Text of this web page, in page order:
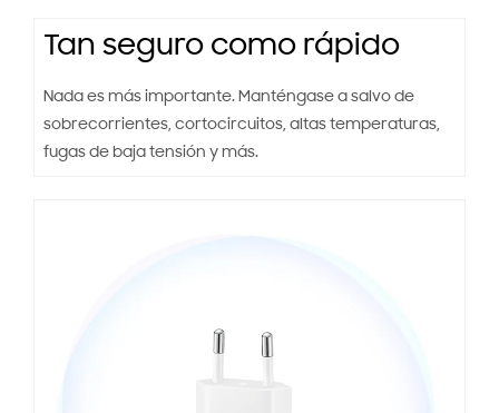
Tan seguro como rápido
Nada es más importante. Manténgase a salvo de
sobrecorrientes, cortocircuitos, altas temperaturas,
fugas de baja tensión y más.